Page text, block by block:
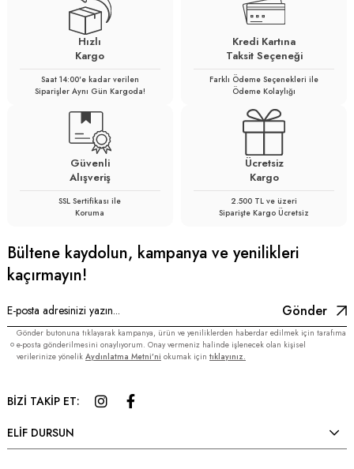
Hızlı
Kargo
Saat 14:00'e kadar verilen
Siparişler Aynı Gün Kargoda!
Kredi Kartına
Taksit Seçeneği
Farklı Ödeme Seçenekleri ile
Ödeme Kolaylığı
Güvenli
Alışveriş
SSL Sertifikası ile
Koruma
Ücretsiz
Kargo
2.500 TL ve üzeri
Siparişte Kargo Ücretsiz
Bültene kaydolun, kampanya ve yenilikleri
kaçırmayın!
Gönder
Gönder butonuna tıklayarak kampanya, ürün ve yeniliklerden haberdar edilmek için tarafıma
e-posta gönderilmesini onaylıyorum. Onay vermeniz halinde işlenecek olan kişisel
verilerinize yönelik Aydınlatma Metni’ni okumak için tıklayınız.
BİZİ TAKİP ET:
ELİF DURSUN